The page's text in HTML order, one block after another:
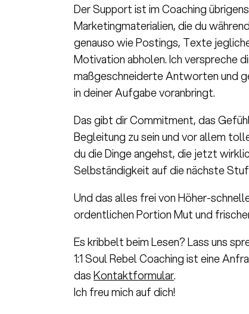
Der Support ist im Coaching
Marketingmaterialien, die du
genauso wie Postings, Texte
Motivation abholen. Ich verspreche
maßgeschneiderte Antworten und
in deiner Aufgabe voranbringt.
Das gibt dir Commitment, das
Begleitung zu sein und vor allem
du die Dinge angehst, die jetzt
Selbständigkeit auf die nächste
Und das alles frei von Höher-
ordentlichen Portion Mut und
Es kribbelt beim Lesen? Lass uns
1:1 Soul Rebel Coaching ist eine
dasKontaktformular.
Ich freu mich auf dich!